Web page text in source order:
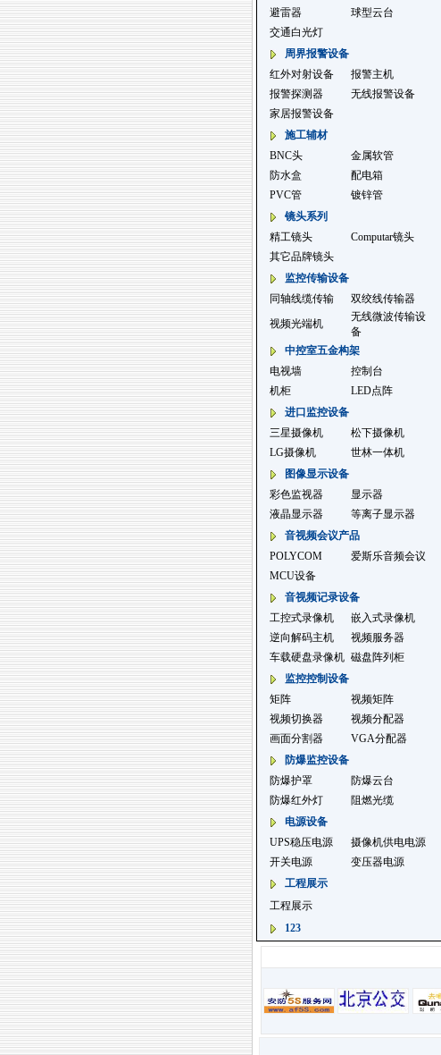
避雷器
球型云台
交通白光灯
周界报警设备
红外对射设备
报警主机
报警探测器
无线报警设备
家居报警设备
施工辅材
BNC头
金属软管
防水盒
配电箱
PVC管
镀锌管
镜头系列
精工镜头
Computar镜头
其它品牌镜头
监控传输设备
同轴线缆传输
双绞线传输器
视频光端机
无线微波传输设
备
中控室五金构架
电视墙
控制台
机柜
LED点阵
进口监控设备
三星摄像机
松下摄像机
LG摄像机
世林一体机
图像显示设备
彩色监视器
显示器
液晶显示器
等离子显示器
音视频会议产品
POLYCOM
爱斯乐音频会议
MCU设备
音视频记录设备
工控式录像机
嵌入式录像机
逆向解码主机
视频服务器
车载硬盘录像机 磁盘阵列柜
监控控制设备
矩阵
视频矩阵
视频切换器
视频分配器
画面分割器
VGA分配器
防爆监控设备
防爆护罩
防爆云台
防爆红外灯
阻燃光缆
电源设备
UPS稳压电源
摄像机供电电源
开关电源
变压器电源
工程展示
工程展示
123